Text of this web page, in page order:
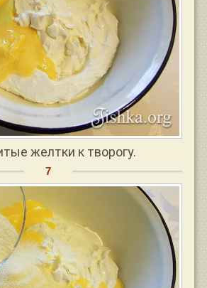
желтки к творогу.